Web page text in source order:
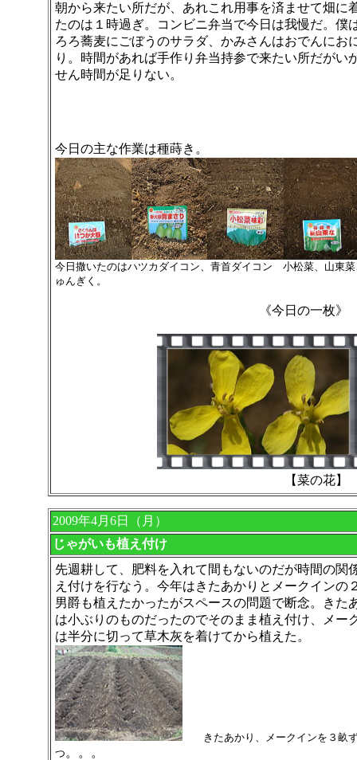
朝から来たい所だが、あれこれ用事を済ませて畑に
たのは１時過ぎ。コンビニ弁当で今日は我慢だ。僕
ろろ蕎麦にごぼうのサラダ、かみさんはおでんにお
り。時間があれば手作り弁当持参で来たい所だがい
せん時間が足りない。
今日の主な作業は種蒔き。
今日撒いたのはハツカダイコン、青首ダイコン 小松菜、山東菜
ゅんぎく。
《今日の一枚》
【菜の花】
2009年4月6日（月）
じゃがいも植え付け
先週耕して、肥料を入れて間もないのだが時間の関
え付けを行なう。今年はきたあかりとメークインの
男爵も植えたかったがスペースの問題で断念。きた
は小ぶりのものだったのでそのまま植え付け、メー
は半分に切って草木灰を着けてから植えた。
きたあかり、メークインを３畝
つ 。。。